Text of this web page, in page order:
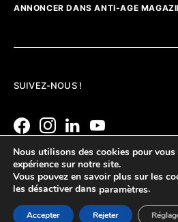
ANNONCER DANS ANTI-AGE
SUIVEZ-NOUS !
Nous utilisons des cookies pour
expérience sur notre site.
Vous pouvez en savoir plus sur les
les désactiver dans paramètres.
Accepter Rejeter